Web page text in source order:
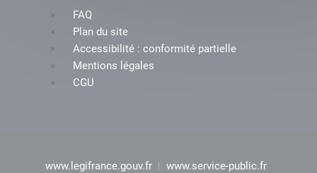
FAQ
Plan du site
Accessibilité : conformité partielle
Mentions légales
CGU
www.legifrance.gouv.fr
www.service-public.fr